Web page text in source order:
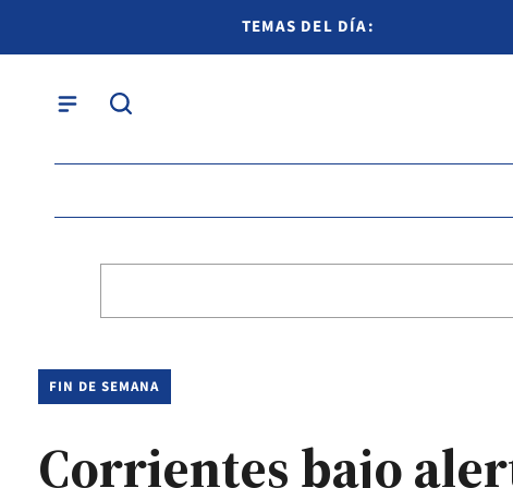
TEMAS DEL DÍA:
FIN DE SEMANA
Corrientes bajo